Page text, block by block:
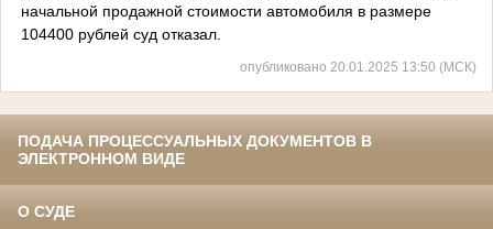
начальной продажной стоимости автомобиля в размере
104400 рублей суд отказал.
опубликовано 20.01.2025 13:50 (МСК)
ПОДАЧА ПРОЦЕССУАЛЬНЫХ ДОКУМЕНТОВ В
ЭЛЕКТРОННОМ ВИДЕ
О СУДЕ